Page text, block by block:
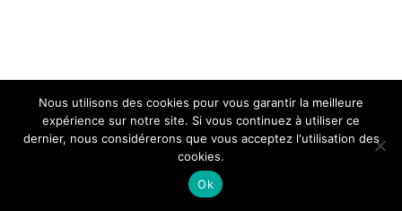
Nous utilisons des cookies pour vous garantir la meilleure
expérience sur notre site. Si vous continuez à utiliser ce
dernier, nous considérerons que vous acceptez l'utilisation des
cookies.
Ok